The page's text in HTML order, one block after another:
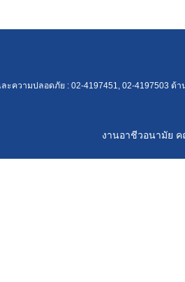
ะความปลอดภัย : 02-4197451, 02-4197503 ด้
งานอาชีวอนามัย